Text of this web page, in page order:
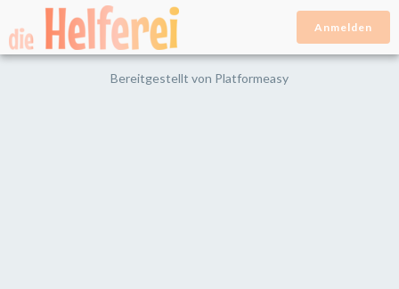
Anmelden
Bereitgestellt von Platformeasy